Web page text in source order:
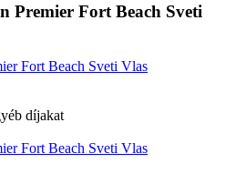
Premier Fort Beach Sveti
Fort Beach Sveti Vlas
díjakat
Fort Beach Sveti Vlas